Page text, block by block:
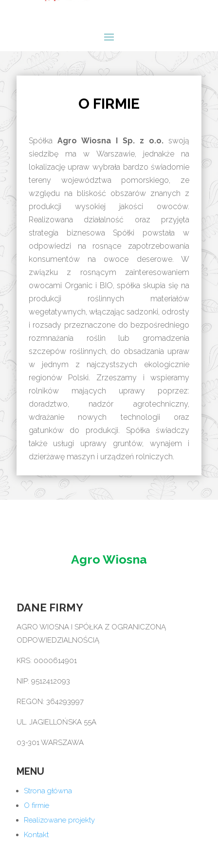
O FIRMIE
Spółka Agro Wiosna I Sp. z o.o. swoją
siedzibę ma w Warszawie, jednakże na
lokalizację upraw wybrała bardzo świadomie
tereny województwa pomorskiego, ze
względu na bliskość obszarów znanych z
produkcji wysokiej jakości owoców.
Realizowana działalność oraz przyjęta
strategia biznesowa Spółki powstała w
odpowiedzi na rosnące zapotrzebowania
konsumentów na owoce deserowe. W
związku z rosnącym zainteresowaniem
owocami Organic i BIO, spółka skupia się na
produkcji roślinnych materiałów
wegetatywnych, włączając sadzonki, odrosty
i rozsady przeznaczone do bezpośredniego
rozmnażania roślin lub gromadzenia
szczepów roślinnych, do obsadzania upraw
w jednym z najczystszych ekologicznie
regionów Polski. Zrzeszamy i wspieramy
rolników mających uprawy poprzez:
doradztwo, nadzór agrotechniczny,
wdrażanie nowych technologii oraz
gatunków do produkcji. Spółka świadczy
także usługi uprawy gruntów, wynajem i
dzierżawę maszyn i urządzeń rolniczych.
Agro Wiosna
DANE FIRMY
AGRO WIOSNA I SPÓŁKA Z OGRANICZONĄ
ODPOWIEDZIALNOŚCIĄ
KRS: 0000614901
NIP: 9512412093
REGON: 364293997
UL. JAGIELLOŃSKA 55A
03-301 WARSZAWA
MENU
Strona główna
O firmie
Realizowane projekty
Kontakt